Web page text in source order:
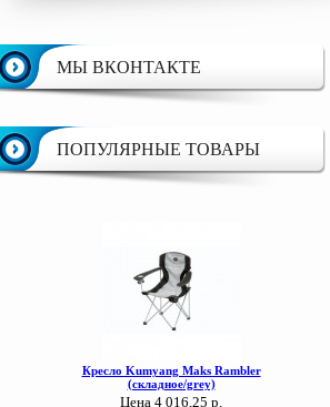
МЫ ВКОНТАКТЕ
ПОПУЛЯРНЫЕ ТОВАРЫ